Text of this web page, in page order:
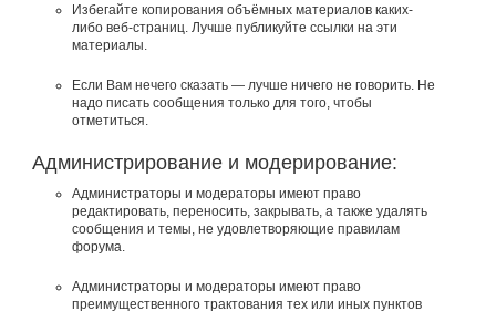
Избегайте копирования объёмных материалов каких-
либо веб-страниц. Лучше публикуйте ссылки на эти
материалы.
Если Вам нечего сказать — лучше ничего не говорить. Не
надо писать сообщения только для того, чтобы
отметиться.
Администрирование и модерирование:
Администраторы и модераторы имеют право
редактировать, переносить, закрывать, а также удалять
сообщения и темы, не удовлетворяющие правилам
форума.
Администраторы и модераторы имеют право
преимущественного трактования тех или иных пунктов